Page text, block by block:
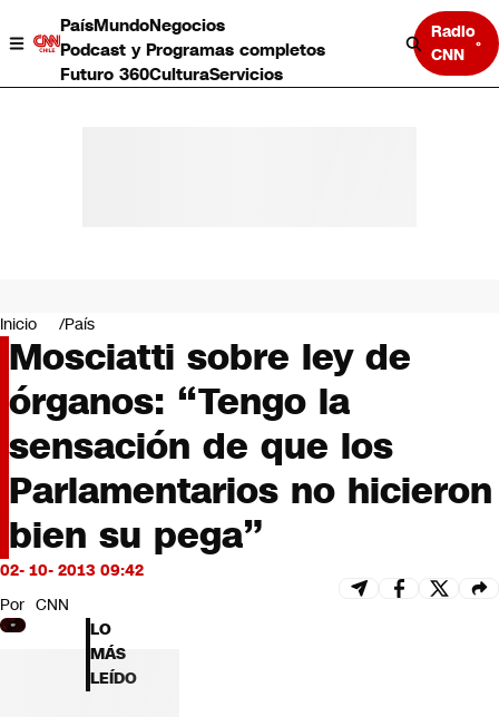
PaísMundoNegocios
Podcast y Programas completos
Futuro 360CulturaServicios
Radio
CNN
Negocios
Deportes
Programas completos
Cultura
Servicios
Bits
CNN tiempo
Futuro 360
Opinión
Inicio País
Mosciatti sobre ley de
órganos: “Tengo la
sensación de que los
Parlamentarios no hicieron
bien su pega”
02- 10- 2013 09:42
Por CNN
LO
MÁS
LEÍDO